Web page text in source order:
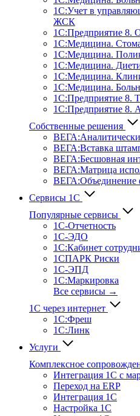
1C:Учет в
ЖСК
1С:Предприятие 8.
1С:Медицина.
1С:Медицина.
1С:Медицина.
1С:Медицина.
1С:Медицина.
1С:Предприятие 8.
1С:Предприятие 8.
Собственные решения
ВЕГА:Вставка
ВЕГА:Бесшовная
ВЕГА:Матрица
ВЕГА:Объединение
Сервисы 1С
Популярные сервисы
1С-Отчет­ность
1С-ЭДО
1С:Кабинет
1СПАРК Риски
1С-ЭПД
1С:Маркировка
Все сервисы →
1С через интернет
1С:Фреш
1С:Линк
Услуги
Комплексное
Интеграция 1С с
Переход на ERP
Интеграция 1С
Настройка 1С